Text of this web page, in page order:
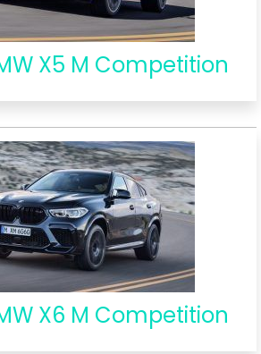
X5 M Competition
X6 M Competition